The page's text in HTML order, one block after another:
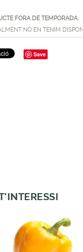
FORA DE TEMPORADA.
NO EN TENIM
Save